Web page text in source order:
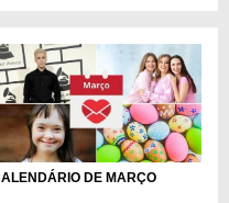
DE MARÇO